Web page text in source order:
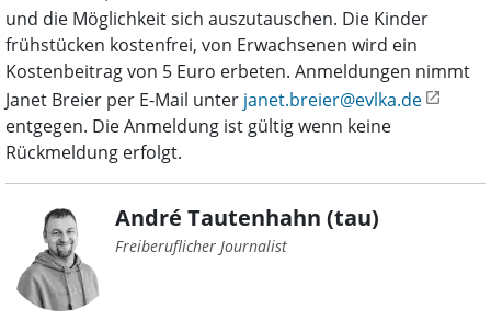
und die Möglichkeit sich auszutauschen. Die Kinder
frühstücken kostenfrei, von Erwachsenen wird ein
Kostenbeitrag von 5 Euro erbeten. Anmeldungen nimmt
Janet Breier per E-Mail unter janet.breier@evlka.de
entgegen. Die Anmeldung ist gültig wenn keine
Rückmeldung erfolgt.
André Tautenhahn (tau)
Freiberuflicher Journalist